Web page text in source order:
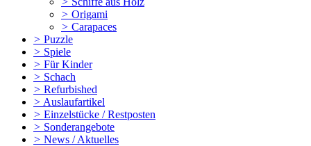
> Origami
> Carapaces
> Puzzle
> Spiele
> Für Kinder
> Schach
> Refurbished
> Auslaufartikel
> Einzelstücke / Restposten
> Sonderangebote
> News / Aktuelles